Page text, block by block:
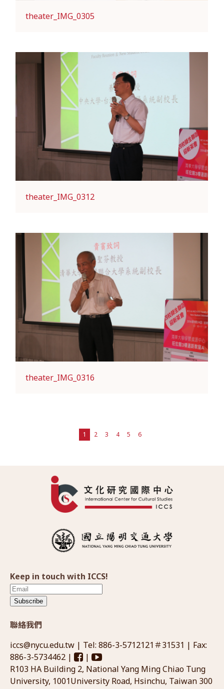
theater_IMG_0305
theater_IMG_0312
theater_IMG_0316
1 2 3 4 5 6
Keep in touch with ICCS!
Subscribe
聯絡我們
iccs@nycu.edu.tw | Tel: 886-3-5712121＃31531 | Fax:
886-3-5734462 |
|
R103 HA Building 2, National Yang Ming Chiao Tung
University, 1001University Road, Hsinchu, Taiwan 300